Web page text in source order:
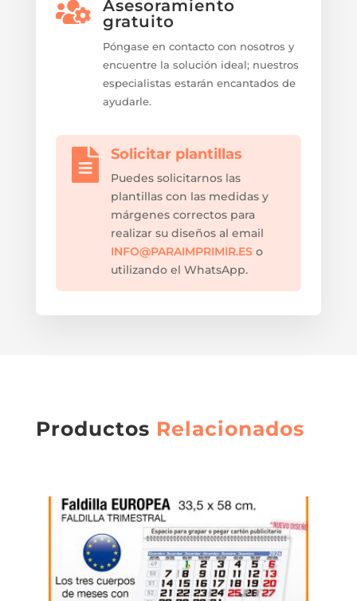

Asesoramiento
gratuito
Póngase en contacto con nosotros y
encuentre la solución ideal; nuestros
especialistas estarán encantados de
ayudarle.
 Solicitar plantillas
Puedes solicitarnos las
plantillas con las medidas y
márgenes correctos para
realizar su diseños al email
INFO@PARAIMPRIMIR.ESo
utilizando el WhatsApp.
Productos Relacionados